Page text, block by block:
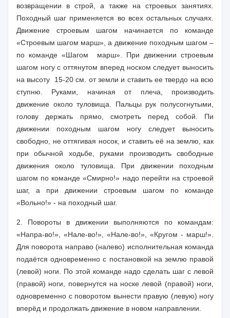
возвращении в строй, а также на строевых занятиях.
Походный шаг применяется во всех остальных случаях.
Движение строевым шагом начинается по команде
«Строевым шагом марш», а движение походным шагом –
по команде «Шагом марш». При движении строевым
шагом ногу с оттянутом вперед носком следует выносить
на высоту 15-20 см. от земли и ставить ее твердо на всю
ступню. Руками, начиная от плеча, производить
движение около туловища. Пальцы рук полусогнутыми,
голову держать прямо, смотреть перед собой. Пи
движении походным шагом ногу следует выносить
свободно, не оттягивая носок, и ставить её на землю, как
при обычной ходьбе, руками производить свободные
движения около туловища. При движении походным
шагом по команде «Смирно!» надо перейти на строевой
шаг, а при движении строевым шагом по команде
«Вольно!» - на походный шаг.
2. Повороты в движении выполняются по командам:
«Напра-во!», «Нале-во!», «Нале-во!», «Кругом - марш!».
Для поворота направо (налево) исполнительная команда
подаётся одновременно с постановкой на землю правой
(левой) ноги. По этой команде надо сделать шаг с левой
(правой) ноги, повернутся на носке левой (правой) ноги,
одновременно с поворотом вынести правую (левую) ногу
вперёд и продолжать движение в новом направлении.